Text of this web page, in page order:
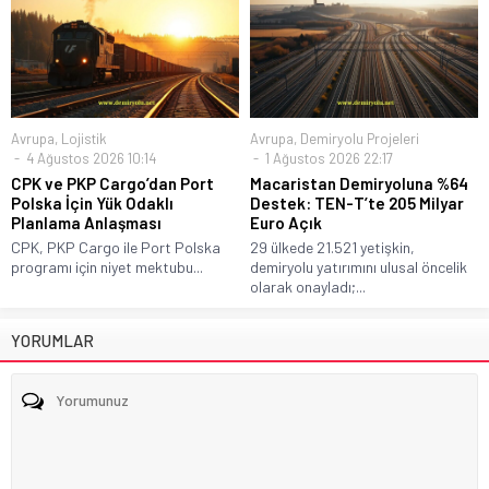
Avrupa, Lojistik
4 Ağustos 2026 10:14
CPK ve PKP Cargo’dan Port
Polska İçin Yük Odaklı
Planlama Anlaşması
CPK, PKP Cargo ile Port Polska
programı için niyet mektubu...
Avrupa, Demiryolu Projeleri
1 Ağustos 2026 22:17
Macaristan Demiryoluna %64
Destek: TEN-T’te 205 Milyar
Euro Açık
29 ülkede 21.521 yetişkin,
demiryolu yatırımını ulusal öncelik
olarak onayladı;...
YORUMLAR